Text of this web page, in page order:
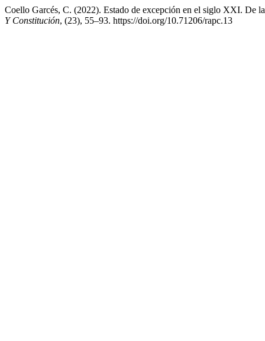
Coello Garcés, C. (2022). Estado de excepción en el siglo XXI. De
Y Constitución, (23), 55–93. https://doi.org/10.71206/rapc.13